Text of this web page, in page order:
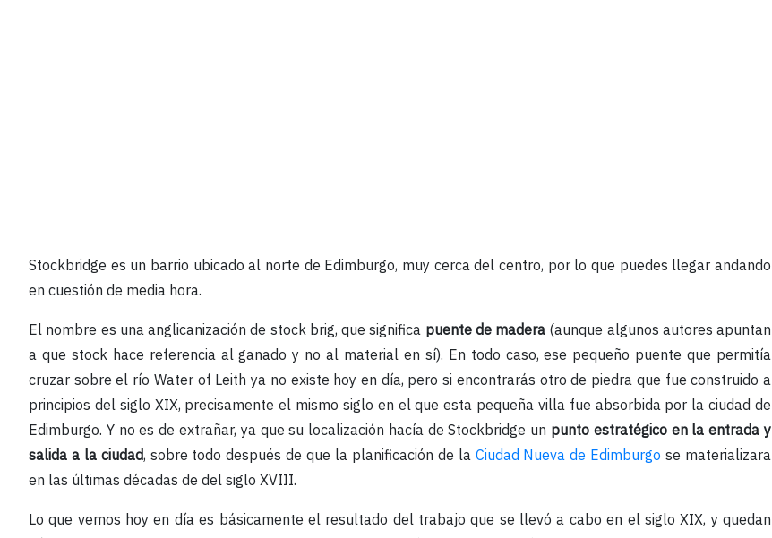
Stockbridge es un barrio ubicado al norte de Edimburgo, muy cerca del centro, por lo que puedes llegar andando
en cuestión de media hora.
El nombre es una anglicanización de stock brig, que significa puente de madera (aunque algunos autores apuntan
a que stock hace referencia al ganado y no al material en sí). En todo caso, ese pequeño puente que permitía
cruzar sobre el río Water of Leith ya no existe hoy en día, pero si encontrarás otro de piedra que fue construido a
principios del siglo XIX, precisamente el mismo siglo en el que esta pequeña villa fue absorbida por la ciudad de
Edimburgo. Y no es de extrañar, ya que su localización hacía de Stockbridge un punto estratégico en la entrada y
salida a la ciudad, sobre todo después de que la planificación de la Ciudad Nueva de Edimburgo se materializara
en las últimas décadas de del siglo XVIII.
Lo que vemos hoy en día es básicamente el resultado del trabajo que se llevó a cabo en el siglo XIX, y quedan